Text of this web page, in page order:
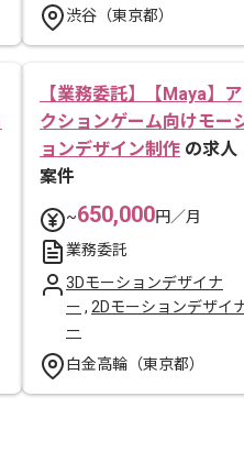
渋谷（東京都）
【業務委託】【Maya】ア
クションゲーム向けモー
ョンデザイン制作 の求人
案件
~650,000円／月
業務委託
3Dモーションデザイナ
ー , 2Dモーションデザイ
ー
白金高輪（東京都）